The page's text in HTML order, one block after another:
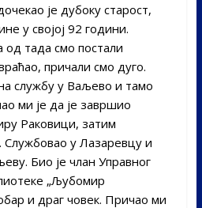
је дубоку старост,
у својој 92 години.
тада смо постали
причали смо дуго.
службу у Ваљево и тамо
ми је да је завршио
Раковици, затим
у Лазаревцу и
Био је члан Управног
„Љубомир
и драг човек. Причао ми